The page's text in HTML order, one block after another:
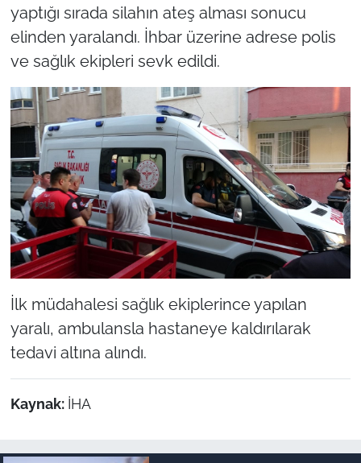
yaptığı sırada silahın ateş alması sonucu
elinden yaralandı. İhbar üzerine adrese polis
ve sağlık ekipleri sevk edildi.
İlk müdahalesi sağlık ekiplerince yapılan
yaralı, ambulansla hastaneye kaldırılarak
tedavi altına alındı.
Kaynak: İHA